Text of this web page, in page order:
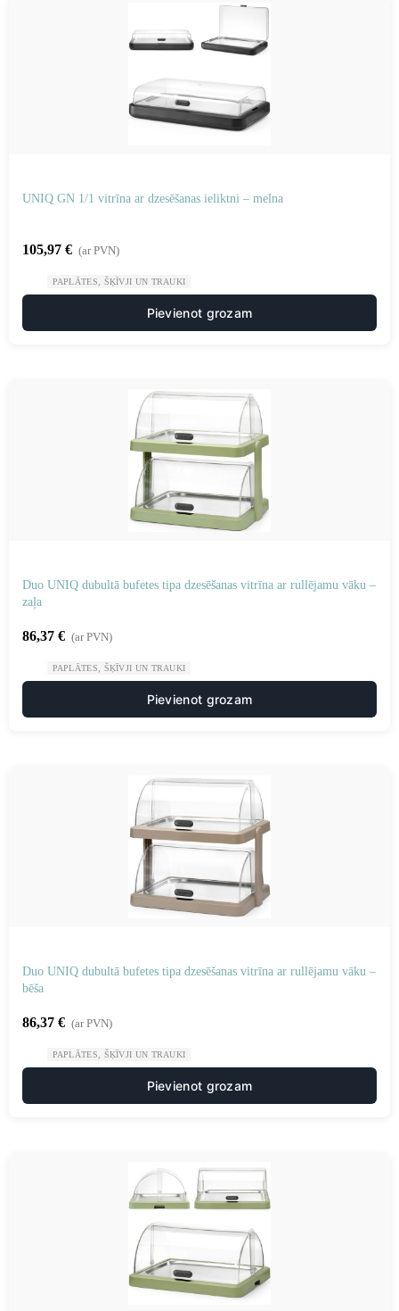
UNIQ GN 1/1 vitrīna ar dzesēšanas ieliktni – melna
105,97 € (ar PVN)
PAPLĀTES, ŠĶĪVJI UN TRAUKI
Pievienot grozam
Duo UNIQ dubultā bufetes tipa dzesēšanas vitrīna ar rullējamu vāku –
zaļa
86,37 € (ar PVN)
PAPLĀTES, ŠĶĪVJI UN TRAUKI
Pievienot grozam
Duo UNIQ dubultā bufetes tipa dzesēšanas vitrīna ar rullējamu vāku –
bēša
86,37 € (ar PVN)
PAPLĀTES, ŠĶĪVJI UN TRAUKI
Pievienot grozam